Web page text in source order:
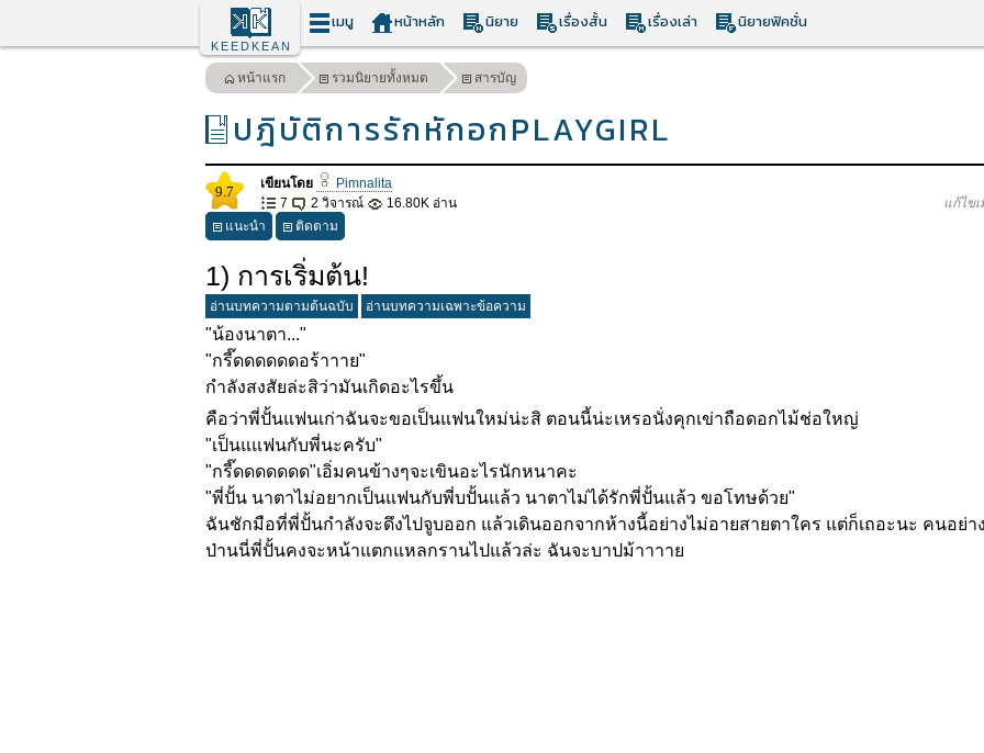
KEEDKEAN
เมนู หน้าหลัก นิยาย เรื่องสั้น เรื่องเล่า นิยายฟิคชั่น
หน้าแรก รวมนิยายทั้งหมด สารบัญ
ปฎิบัติการรักหักอกPLAYGIRL
9.7 เขียนโดย
Pimnalita
7
2 วิจารณ์ 16.80K อ่าน
แก้ไข
แนะนำ
ติดตาม
1) การเริ่มต้น!
อ่านบทความตามต้นฉบับ อ่านบทความเฉพาะข้อความ
"น้องนาตา..."
"กรี๊ดดดดดดอร้าาาย"
กำลังสงสัยล่ะสิว่ามันเกิดอะไรขึ้น
คือว่าพี่ปั้นแฟนเก่าฉันจะขอเป็นแฟนใหม่น่ะสิ ตอนนี้น่ะเหรอนั่งคุกเข่าถือดอกไม้ช่อใหญ่
"เป็นแแฟนกับพี่นะครับ"
"กรี๊ดดดดดดด"เอิ่มคนข้างๆจะเขินอะไรนักหนาคะ
"พี่ปั้น นาตาไม่อยากเป็นแฟนกับพี่บปั้นแล้ว นาตาไม่ได้รักพี่ปั้นแล้ว ขอโทษด้วย"
ฉันชักมือที่พี่ปั้นกำลังจะดึงไปจูบออก แล้วเดินออกจากห้างนี้อย่างไม่อายสายตาใคร แต่ก็เถอะนะ คนอย่า
ป่านนี่พี่ปั้นคงจะหน้าแตกแหลกรานไปแล้วล่ะ ฉันจะบาปม้าาาาย